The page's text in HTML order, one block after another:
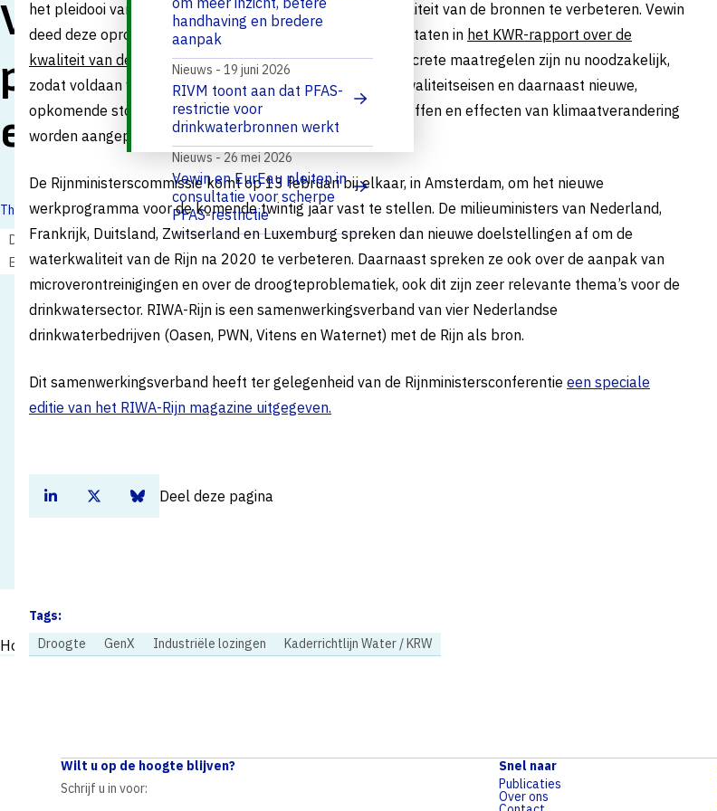
Vewin ondersteunt
pleidooi RIWA voor
een schonere Rijn
Thema's:
Drinkwaterbronnen en opkomende stoffen
Europese regelgeving
Home Nieuws Vewin ondersteunt pleidooi RIWA voor een schonere Rijn
het pleidooi van Vewin voor meer maatregelen om de kwaliteit van de bronnen te verbeteren. Vewin
deed deze oproep naar aanleiding van de onderzoeksresultaten in het KWR-rapport over de
kwaliteit van de bronnen van drinkwater in Nederland
. Concrete maatregelen zijn nu noodzakelijk,
zodat voldaan wordt aan de bestaande wettelijke waterkwaliteitseisen en daarnaast nieuwe,
opkomende stoffen zoals medicijnresten en industriële stoffen en effecten van klimaatverandering
worden aangepakt.
De Rijnministerscommissie komt op 13 februari bij elkaar, in Amsterdam, om het nieuwe
werkprogramma voor de komende twintig jaar vast te stellen. De milieuministers van Nederland,
Frankrijk, Duitsland, Zwitserland en Luxemburg spreken dan nieuwe doelstellingen af om de
waterkwaliteit van de Rijn na 2020 te verbeteren. Daarnaast spreken ze ook over de aanpak van
microverontreinigingen en over de droogteproblematiek, ook dit zijn zeer relevante thema’s voor de
drinkwatersector. RIWA-Rijn is een samenwerkingsverband van vier Nederlandse
drinkwaterbedrijven (Oasen, PWN, Vitens en Waternet) met de Rijn als bron.
Dit samenwerkingsverband heeft ter gelegenheid van de Rijnministersconferentie een speciale
editie van het RIWA-Rijn magazine uitgegeven.
Deel deze pagina
Deel dit artikel op Linkedin
Deel dit artikel op Twitter
Deel dit artikel op Bluesky
Tags:
Droogte
GenX Industriële lozingen Kaderrichtlijn Water / KRW
handhaving en bredere
aanpak
RIVM toont aan dat PFAS-
restrictie voor
drinkwaterbronnen werkt
Nieuws - 19 juni 2026
Vewin en EurEau pleiten in
consultatie voor scherpe
PFAS-restrictie
Nieuws - 26 mei 2026
Wilt u op de hoogte blijven?
Schrijf u in voor:
Snel naar
Publicaties
Over ons